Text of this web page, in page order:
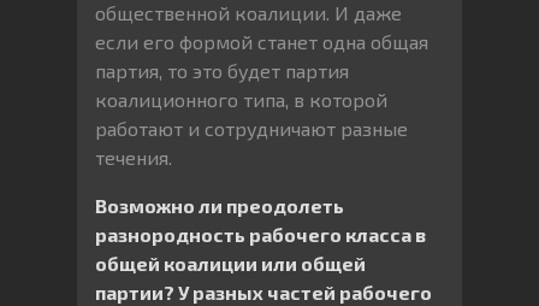
общественной коалиции. И даже
если его формой станет одна общая
партия, то это будет партия
коалиционного типа, в которой
работают и сотрудничают разные
течения.
Возможно ли преодолеть
разнородность рабочего класса в
общей коалиции или общей
партии? У разных частей рабочего